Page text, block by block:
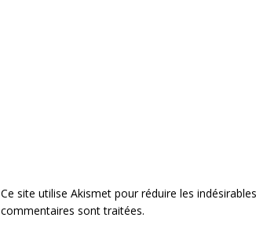
Ce site utilise Akismet pour réduire les
commentaires sont traitées.